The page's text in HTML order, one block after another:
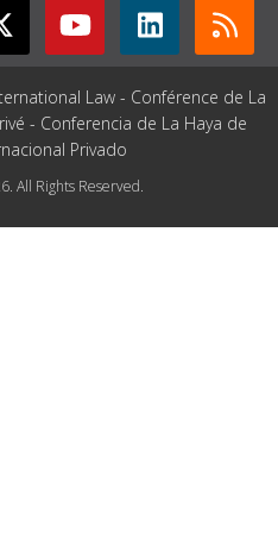
Law - Conférence de La
- Conferencia de La Haya de
Privado
All Rights Reserved.